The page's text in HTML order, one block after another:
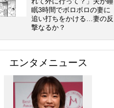
眠3時間でボロボロの妻に
追い打ちをかける…妻の反
撃なるか？
エンタメニュース